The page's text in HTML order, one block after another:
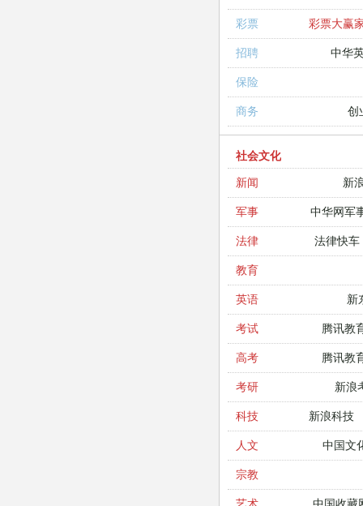
彩票 彩票大赢
招聘 中华
保险
商务 创
社会文化
新闻
新
军事 中华网军
法律 法律快车
教育
英语 新
考试 腾讯教
高考 腾讯教
考研 新浪
科技 新浪科技
人文 中国文
宗教
艺术 中国收藏